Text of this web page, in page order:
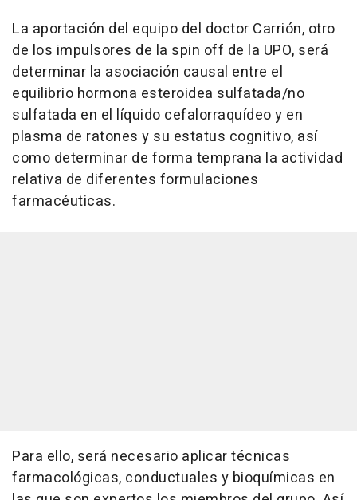
La aportación del equipo del doctor Carrión, otro
de los impulsores de la spin off de la UPO, será
determinar la asociación causal entre el
equilibrio hormona esteroidea sulfatada/no
sulfatada en el líquido cefalorraquídeo y en
plasma de ratones y su estatus cognitivo, así
como determinar de forma temprana la actividad
relativa de diferentes formulaciones
farmacéuticas.
Para ello, será necesario aplicar técnicas
farmacológicas, conductuales y bioquímicas en